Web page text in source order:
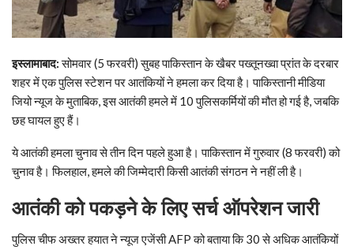
इस्‍लामाबाद:सोमवार (5 फरवरी) सुबह पाकिस्तान के खैबर पख्तूनख्वा प्रांत के दरबार
शहर में एक पुलिस स्टेशन पर आतंकियों ने हमला कर दिया है। पाकिस्तानी मीडिया
जियो न्यूज के मुताबिक, इस आतंकी हमले में 10 पुलिसकर्मियों की मौत हो गई है, जबकि
छह घायल हुए हैं।
ये आतंकी हमला चुनाव से तीन दिन पहले हुआ है। पाकिस्‍तान में गुरुवार (8 फरवरी) को
चुनाव है। फिलहाल, हमले की जिम्मेदारी किसी आतंकी संगठन ने नहीं ली है।
आतंकी को पकड़ने के लिए सर्च ऑपरेशन जारी
पुलिस चीफ अख्तर हयात ने न्यूज एजेंसी AFP को बताया कि 30 से अधिक आतंकियों